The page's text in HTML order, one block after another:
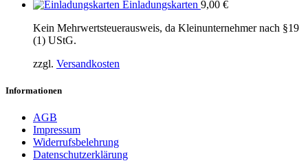
Einladungskarten 9,00 €
Kein Mehrwertsteuerausweis, da Kleinunternehmer nach §19
(1) UStG.
zzgl. Versandkosten
Informationen
AGB
Impressum
Widerrufsbelehrung
Datenschutzerklärung